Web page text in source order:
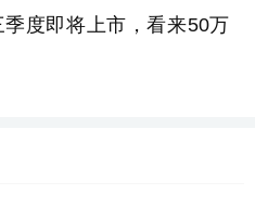
度即将上市，看来50万